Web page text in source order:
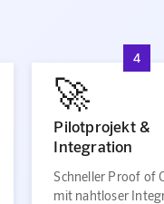
4
🚀
Pilotprojekt &
Integration
Schneller Proof of
mit nahtloser